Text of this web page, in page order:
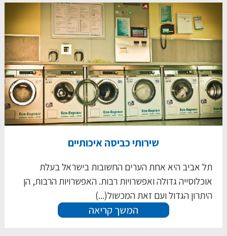
שירותי כביסה איכותיים
תל אביב היא אחת הערים החשובות בישראל בעלת
אוכלוסייה גדולה ואפשרויות רבות. האפשרויות הרבות, הן
היתרון הגדול ועם זאת המכשול(...)
המשך קריאה